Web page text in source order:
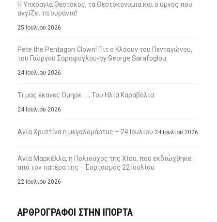
Η Υπεραγία Θεοτόκος, τα Θεοτοκονύμια και ο ύμνος που
αγγίζει τα ουράνια!
25 Ιουλίου 2026
Pete the Pentagon Clown! Πιτ ο Κλόουν του Πενταγώνου,
του Γιώργου Σαράφογλου-by George Sarafoglou
24 Ιουλίου 2026
Τι μας έκανες Όμηρε … , Του Ηλία Καραβόλια
24 Ιουλίου 2026
Αγία Χριστίνα η μεγαλομάρτυς – 24 Ιουλίου 24 Ιουλίου 2026
Αγία Μαρκέλλα, η Πολιούχος της Χίου, που εκδιώχθηκε
από τον πατέρα της – Εορτασμός 22 Ιουλίου
22 Ιουλίου 2026
ΑΡΘΡΟΓΡΑΦΟΙ ΣΤΗΝ IΠΟΡΤΑ